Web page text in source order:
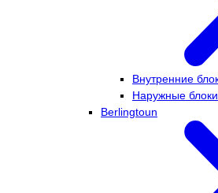
Внутренние
Наружные блоки
Berlingtoun